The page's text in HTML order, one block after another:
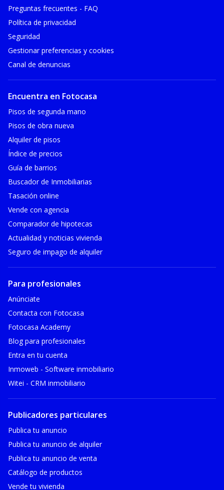
Preguntas frecuentes - FAQ
Política de privacidad
Seguridad
Gestionar preferencias y cookies
Canal de denuncias
Encuentra en Fotocasa
Pisos de segunda mano
Pisos de obra nueva
Alquiler de pisos
Índice de precios
Guía de barrios
Buscador de Inmobiliarias
Tasación online
Vende con agencia
Comparador de hipotecas
Actualidad y noticias vivienda
Seguro de impago de alquiler
Para profesionales
Anúnciate
Contacta con Fotocasa
Fotocasa Academy
Blog para profesionales
Entra en tu cuenta
Inmoweb - Software inmobiliario
Witei - CRM inmobiliario
Publicadores particulares
Publica tu anuncio
Publica tu anuncio de alquiler
Publica tu anuncio de venta
Catálogo de productos
Vende tu vivienda